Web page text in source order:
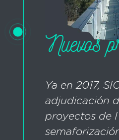
Nuevos
Ya en 2017,
adjudicación
proyectos de